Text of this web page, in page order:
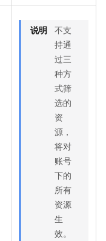
说明 不支
持通
过三
种方
式筛
选的
资
源，
将对
账号
下的
所有
资源
生
效。